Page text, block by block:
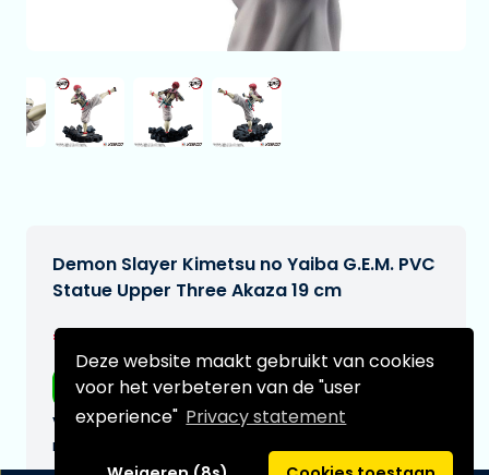
Deze website maakt gebruikt van cookies
voor het verbeteren van de "user
experience" Privacy statement
Demon Slayer Kimetsu no Yaiba G.E.M. PVC
Statue Upper Three Akaza 19 cm
€229,95
Gratis verzending
Verwachtte leverdatum:
n.v.t.